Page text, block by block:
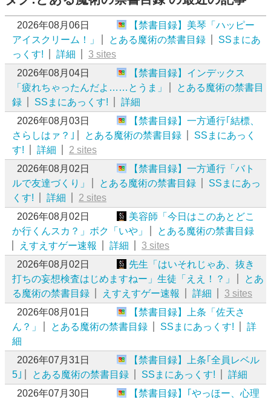
2026年08月06日
【禁書目録】美琴「ハッピー
アイスクリーム！」
とある魔術の禁書目録
SSまにあ
っくす!
詳細
3 sites
2026年08月04日
【禁書目録】インデックス
「疲れちゃったんだよ……とうま」
とある魔術の禁書目
録
SSまにあっくす!
詳細
2026年08月03日
【禁書目録】一方通行｢結標、
さらしはァ？｣
とある魔術の禁書目録
SSまにあっく
す!
詳細
2 sites
2026年08月02日
【禁書目録】一方通行「バト
ルで友達づくり」
とある魔術の禁書目録
SSまにあっ
くす!
詳細
2 sites
2026年08月02日
美容師「今日はこのあとどこ
か行くんスカ？」ボク「いや」
とある魔術の禁書目録
えすえすゲー速報
詳細
3 sites
2026年08月02日
先生「はいそれじゃあ、抜き
打ちの妄想検査はじめますねー」生徒「ええ！？」
とあ
る魔術の禁書目録
えすえすゲー速報 詳細
3 sites
2026年08月01日
【禁書目録】上条「佐天さ
ん？」
とある魔術の禁書目録 SSまにあっくす!
詳
細
2026年07月31日
【禁書目録】上条｢全員レベル
5｣
とある魔術の禁書目録 SSまにあっくす!
詳細
2026年07月30日
【禁書目録】｢やっほー、心理